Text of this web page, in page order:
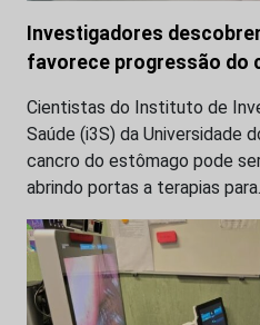
Investigadores
favorece progressão do
Cientistas do Instituto de
Saúde (i3S) da Universidade
cancro do estômago pode
abrindo portas a terapias